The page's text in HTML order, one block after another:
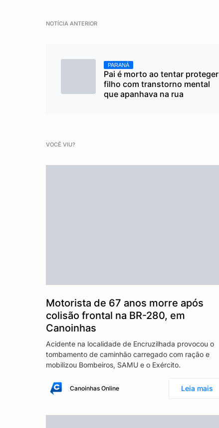
NOTÍCIA ANTERIOR
PARANÁ
Pai é morto ao tentar proteger
filho com transtorno mental
que apanhava na rua
VOCÊ VIU?
Motorista de 67 anos morre após
colisão frontal na BR-280, em
Canoinhas
Acidente na localidade de Encruzilhada provocou o
tombamento de caminhão carregado com ração e
mobilizou Bombeiros, SAMU e o Exército.
Canoinhas Online Leia mais